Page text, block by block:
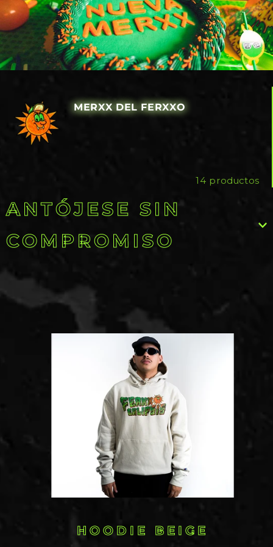
MERXX DEL FERXXO
14 productos
ANTÓJESE SIN
COMPROMISO
HOODIE BEIGE